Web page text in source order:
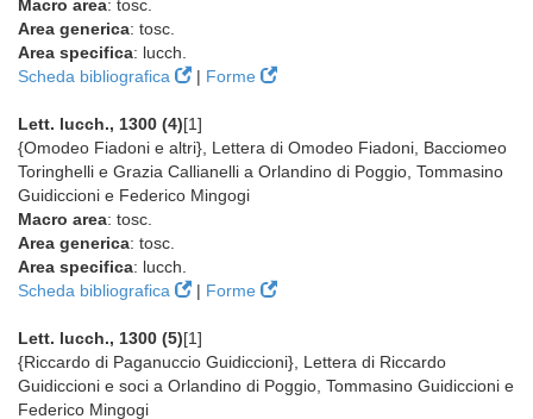
Macro area: tosc.
Area generica: tosc.
Area specifica: lucch.
Scheda bibliografica
| Forme
Lett. lucch., 1300 (4)[1]
{Omodeo Fiadoni e altri}, Lettera di Omodeo Fiadoni, Bacciomeo
Toringhelli e Grazia Callianelli a Orlandino di Poggio, Tommasino
Guidiccioni e Federico Mingogi
Macro area: tosc.
Area generica: tosc.
Area specifica: lucch.
Scheda bibliografica
| Forme
Lett. lucch., 1300 (5)[1]
{Riccardo di Paganuccio Guidiccioni}, Lettera di Riccardo
Guidiccioni e soci a Orlandino di Poggio, Tommasino Guidiccioni e
Federico Mingogi